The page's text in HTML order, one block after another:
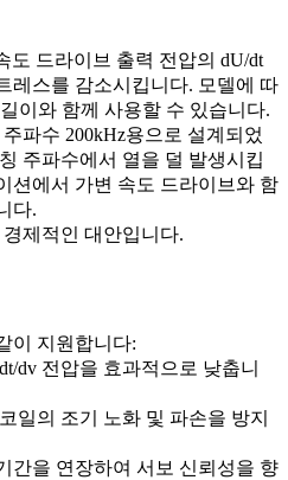
도 드라이브 출력 전압의 dU/dt
레스를 감소시킵니다. 모델에 따
이와 함께 사용할 수 있습니다.
파수 200kHz용으로 설계되었
주파수에서 열을 덜 발생시킵
션에서 가변 속도 드라이브와 함
다.
제적인 대안입니다.
이 지원합니다:
dv 전압을 효과적으로 낮춥니
일의 조기 노화 및 파손을 방지
간을 연장하여 서보 신뢰성을 향